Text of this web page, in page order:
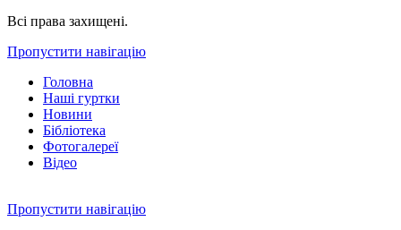
Всі права захищені.
Пропустити навігацію
Головна
Наші гуртки
Новини
Бібліотека
Фотогалереї
Відео
Пропустити навігацію